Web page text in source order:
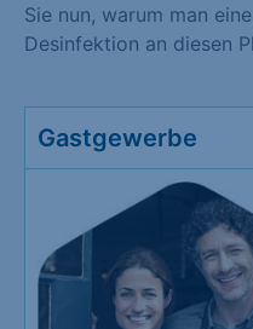
Sie nun, warum man
Desinfektion an diesen
Gastgewerbe